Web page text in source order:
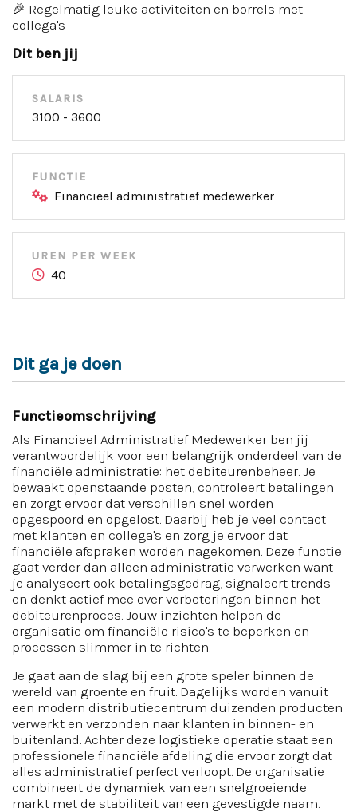
🎉 Regelmatig leuke activiteiten en borrels met
collega's
Dit ben jij
SALARIS
3100 - 3600
FUNCTIE
Financieel administratief medewerker
UREN PER WEEK
40
Dit ga je doen
Functieomschrijving
Als Financieel Administratief Medewerker ben jij
verantwoordelijk voor een belangrijk onderdeel van de
financiële administratie: het debiteurenbeheer. Je
bewaakt openstaande posten, controleert betalingen
en zorgt ervoor dat verschillen snel worden
opgespoord en opgelost. Daarbij heb je veel contact
met klanten en collega's en zorg je ervoor dat
financiële afspraken worden nagekomen. Deze functie
gaat verder dan alleen administratie verwerken want
je analyseert ook betalingsgedrag, signaleert trends
en denkt actief mee over verbeteringen binnen het
debiteurenproces. Jouw inzichten helpen de
organisatie om financiële risico's te beperken en
processen slimmer in te richten.
Je gaat aan de slag bij een grote speler binnen de
wereld van groente en fruit. Dagelijks worden vanuit
een modern distributiecentrum duizenden producten
verwerkt en verzonden naar klanten in binnen- en
buitenland. Achter deze logistieke operatie staat een
professionele financiële afdeling die ervoor zorgt dat
alles administratief perfect verloopt. De organisatie
combineert de dynamiek van een snelgroeiende
markt met de stabiliteit van een gevestigde naam.